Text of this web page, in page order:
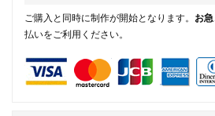
ご購入と同時に制作が開始となります。 お
払いをご利用ください。